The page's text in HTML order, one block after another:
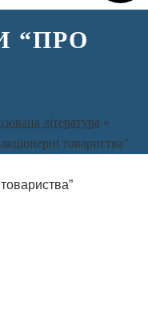
“ПРО
література »
товариства”